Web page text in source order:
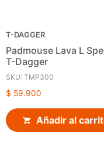
T-DAGGER
Padmouse Lava L
T-Dagger
SKU: TMP300
$ 59.900
Añadir al